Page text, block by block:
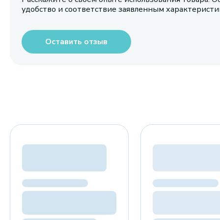
удобство и соответствие заявленным
Оставить отзыв